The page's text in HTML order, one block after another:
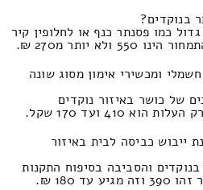
בנוקדים?
כמו פסנתר כנף או לחלופין קיר
יותר מ270 ₪.
ומכשירי אימון מסוג שונה
של כושר באיזור נוקדים
410 ועד 170 שקל.
ייבוש כביסה לבית באיזור
והסביבה בסיפוח התקנות
180 ₪.